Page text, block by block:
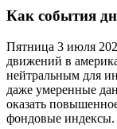
Как события
Пятница 3 июля
движений в
нейтральным для
даже умеренные
оказать
фондовые индексы.